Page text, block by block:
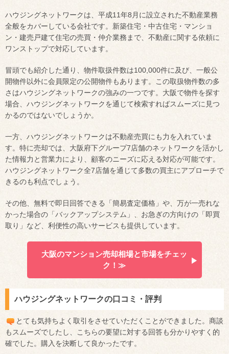
ハウジングネットワークは、平成11年8月に設立された不動産業務
全般をカバーしている会社です。新築住宅・中古住宅・マンショ
ン・建売戸建て住宅の売買・仲介業務まで、不動産に関する依頼に
ワンストップで対応しています。
冒頭でも紹介した通り、物件取扱件数は100,000件に及び、一般公
開物件以外に会員限定の公開物件もあります。この取扱物件数の多
さはハウジングネットワークの強みの一つです。大阪で物件を探す
場合、ハウジングネットワークを通じて検索すればスムーズに見つ
かるのではないでしょうか。
一方、ハウジングネットワークは不動産売買にも力を入れていま
す。特に売却では、大阪府下グループ7店舗のネットワークを活かし
た情報力と営業力により、顧客のニーズに応える対応が可能です。
ハウジングネットワーク全7店舗を通じて多数の買主にアプローチで
きるのも利点でしょう。
その他、無料で即日回答できる「簡易査定価格」や、万が一売れな
かった場合の「バックアップシステム」、お急ぎの方向けの「即買
取り」など、利便性の高いサービスも提供しています。
大阪のマンション売却相場と市場をチェッ
ク！≫
ハウジングネットワークの口コミ・評判
とても気持ちよく取引をさせていただくことができました。商談
もスムーズでしたし、こちらの要望に対する回答も分かりやすく的
確でした。購入を決断して良かったです。